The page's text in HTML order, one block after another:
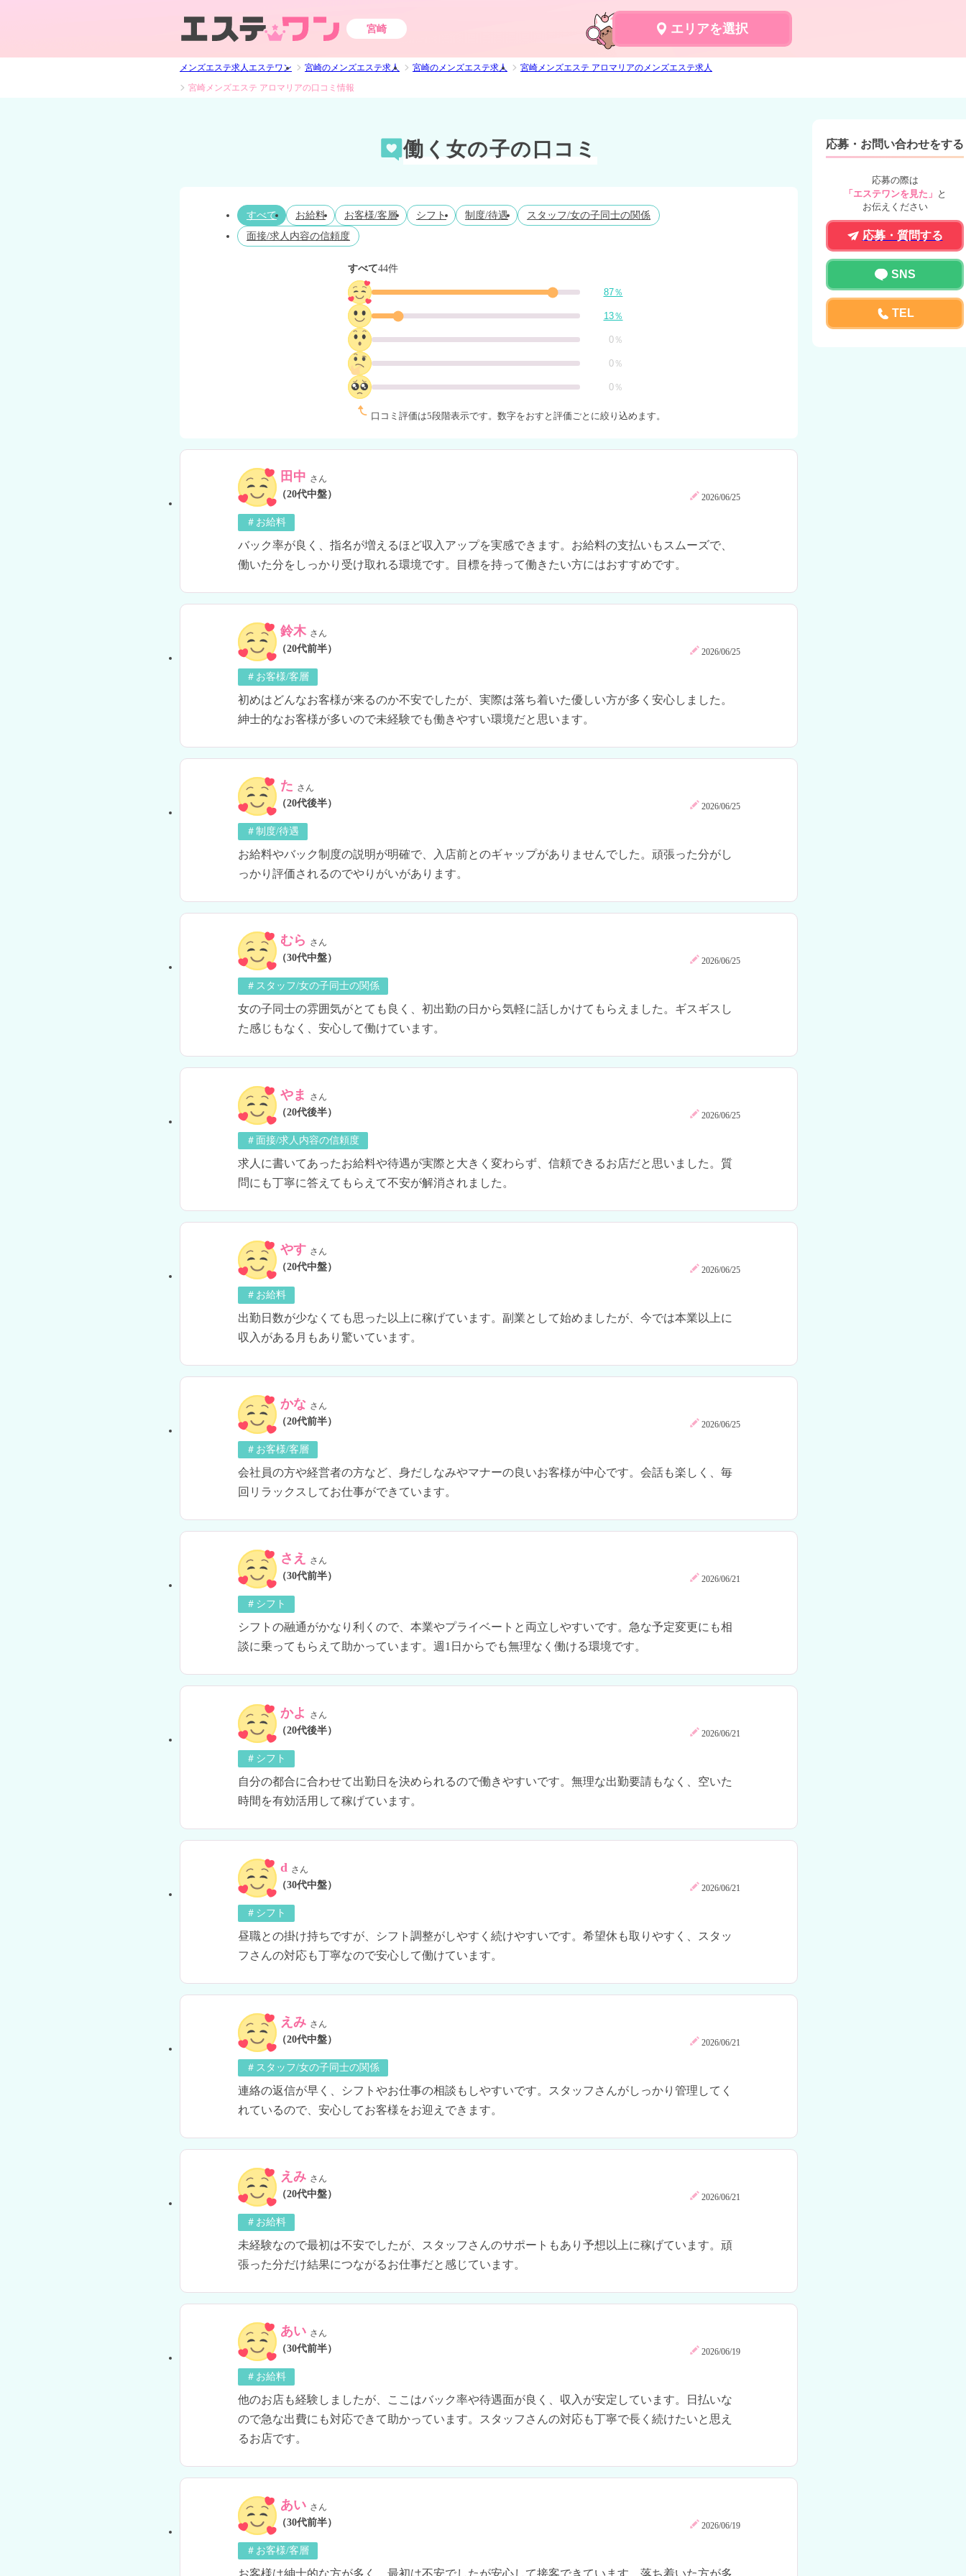
宮崎 エリアを選択
メンズエステ求人エステワン 宮崎のメンズエステ求人 宮崎のメンズエステ求人
宮崎メンズエステ アロマリアのメンズエステ求人
宮崎メンズエステ アロマリアの口コミ情報
応募・お問い合わせをする
応募の際は
「エステワンを見た」 と
お伝えください
応募・質問する
SNS
TEL
働く女の子の口コミ
すべて お給料 お客様/客層 シフト 制度/待遇
スタッフ/女の子同士の関係
面接/求人内容の信頼度
すべて44件
87％
13％
0％
0％
0％
口コミ評価は5段階表示です。 数字をおすと評価ごとに絞り込めます。
田中 さん
（20代中盤） 2026/06/25
＃お給料
バック率が良く、指名が増えるほど収入アップを実感できます。お給料の支払いもスムーズで、
働いた分をしっかり受け取れる環境です。目標を持って働きたい方にはおすすめです。
鈴木 さん
（20代前半） 2026/06/25
＃お客様/客層
初めはどんなお客様が来るのか不安でしたが、実際は落ち着いた優しい方が多く安心しました。
紳士的なお客様が多いので未経験でも働きやすい環境だと思います。
た さん
（20代後半） 2026/06/25
＃制度/待遇
お給料やバック制度の説明が明確で、入店前とのギャップがありませんでした。頑張った分がし
っかり評価されるのでやりがいがあります。
むら さん
（30代中盤） 2026/06/25
＃スタッフ/女の子同士の関係
女の子同士の雰囲気がとても良く、初出勤の日から気軽に話しかけてもらえました。ギスギスし
た感じもなく、安心して働けています。
やま さん
（20代後半） 2026/06/25
＃面接/求人内容の信頼度
求人に書いてあったお給料や待遇が実際と大きく変わらず、信頼できるお店だと思いました。質
問にも丁寧に答えてもらえて不安が解消されました。
やす さん
（20代中盤） 2026/06/25
＃お給料
出勤日数が少なくても思った以上に稼げています。副業として始めましたが、今では本業以上に
収入がある月もあり驚いています。
かな さん
（20代前半） 2026/06/25
＃お客様/客層
会社員の方や経営者の方など、身だしなみやマナーの良いお客様が中心です。会話も楽しく、毎
回リラックスしてお仕事ができています。
さえ さん
（30代前半） 2026/06/21
＃シフト
シフトの融通がかなり利くので、本業やプライベートと両立しやすいです。急な予定変更にも相
談に乗ってもらえて助かっています。週1日からでも無理なく働ける環境です。
かよ さん
（20代後半） 2026/06/21
＃シフト
自分の都合に合わせて出勤日を決められるので働きやすいです。無理な出勤要請もなく、空いた
時間を有効活用して稼げています。
d さん
（30代中盤） 2026/06/21
＃シフト
昼職との掛け持ちですが、シフト調整がしやすく続けやすいです。希望休も取りやすく、スタッ
フさんの対応も丁寧なので安心して働けています。
えみ さん
（20代中盤） 2026/06/21
＃スタッフ/女の子同士の関係
連絡の返信が早く、シフトやお仕事の相談もしやすいです。スタッフさんがしっかり管理してく
れているので、安心してお客様をお迎えできます。
えみ さん
（20代中盤） 2026/06/21
＃お給料
未経験なので最初は不安でしたが、スタッフさんのサポートもあり予想以上に稼げています。頑
張った分だけ結果につながるお仕事だと感じています。
あい さん
（30代前半） 2026/06/19
＃お給料
他のお店も経験しましたが、ここはバック率や待遇面が良く、収入が安定しています。日払いな
ので急な出費にも対応できて助かっています。スタッフさんの対応も丁寧で長く続けたいと思え
るお店です。
あい さん
（30代前半） 2026/06/19
＃お客様/客層
お客様は紳士的な方が多く、最初は不安でしたが安心して接客できています。落ち着いた方が多